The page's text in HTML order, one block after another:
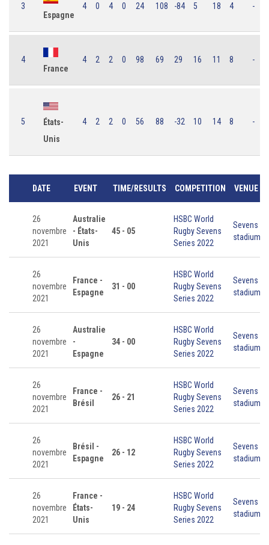
3
Espagne
4 0 4 0 24 108 -84 5 18 4 -
4
France
4 2 2 0 98 69 29 16 11 8 -
5
États-
Unis
4 2 2 0 56 88 -32 10 14 8 -
DATE EVENT TIME/RESULTS COMPETITION VENUE
26
novembre
2021
Australie
- États-
Unis
45 - 05
HSBC World
Rugby Sevens
Series 2022
Sevens
stadium
26
novembre
2021
France -
Espagne
31 - 00
HSBC World
Rugby Sevens
Series 2022
Sevens
stadium
26
novembre
2021
Australie
-
Espagne
34 - 00
HSBC World
Rugby Sevens
Series 2022
Sevens
stadium
26
novembre
2021
France -
Brésil
26 - 21
HSBC World
Rugby Sevens
Series 2022
Sevens
stadium
26
novembre
2021
Brésil -
Espagne
26 - 12
HSBC World
Rugby Sevens
Series 2022
Sevens
stadium
26
novembre
2021
France -
États-
Unis
19 - 24
HSBC World
Rugby Sevens
Series 2022
Sevens
stadium